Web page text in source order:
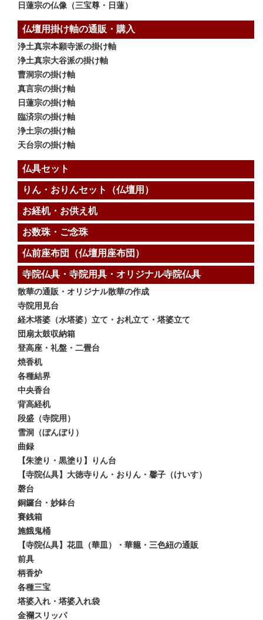
日蓮宗の仏像（三宝尊・日蓮）
仏壇用掛け軸の通販・購入
浄土真宗本願寺派の掛け軸
浄土真宗大谷派の掛け軸
曹洞宗の掛け軸
真言宗の掛け軸
日蓮宗の掛け軸
臨済宗の掛け軸
浄土宗の掛け軸
天台宗の掛け軸
仏具セット
りん・おりんセット（仏壇用）
お経机・お供え机
お数珠・ご念珠
仏前座布団（仏壇用座布団）
寺院仏具・寺院用具・オリジナル寺院仏具
散華の通販・オリジナル散華の作成
寺院用見台
経木塔婆（水塔婆）立て・お札立て・塔婆立て
団扇太鼓収納箱
登高座・礼盤・二畳台
焼香机
各種結界
中央香台
背高経机
段盛（寺院用）
雪洞（ぼんぼり）
曲録
【朱塗り・黒塗り】りん台
【寺院仏具】大徳寺りん・おりん・馨子（けいす）
磬台
銅鑼台・妙鉢台
賽銭箱
施餓鬼桶
【寺院仏具】花皿（華皿）・華籠・三色紐の通販
前具
柄香炉
各種三宝
塔婆入れ・塔婆入れ袋
金襴スリッパ